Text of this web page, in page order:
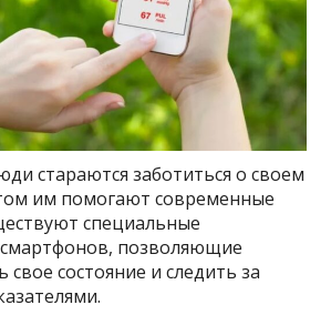
стараются заботиться о своем
им помогают современные
специальные
позволяющие
состояние и следить за